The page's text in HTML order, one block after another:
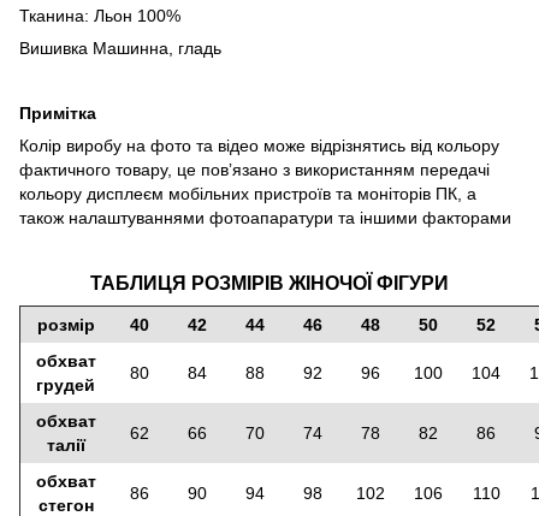
Тканина: Льон 100%
Вишивка Машинна, гладь
Примітка
Колір виробу на фото та відео може відрізнятись від кольору
фактичного товару, це повʼязано з використанням передачі
кольору дисплеєм мобільних пристроїв та моніторів ПК, а
також налаштуваннями фотоапаратури та іншими факторами
ТАБЛИЦЯ РОЗМІРІВ ЖІНОЧОЇ ФІГУРИ
розмір 40 42 44 46 48 50 52
обхват
грудей
80 84 88 92 96 100 104
обхват
талії
62 66 70 74 78 82 86
обхват
стегон
86 90 94 98 102 106 110